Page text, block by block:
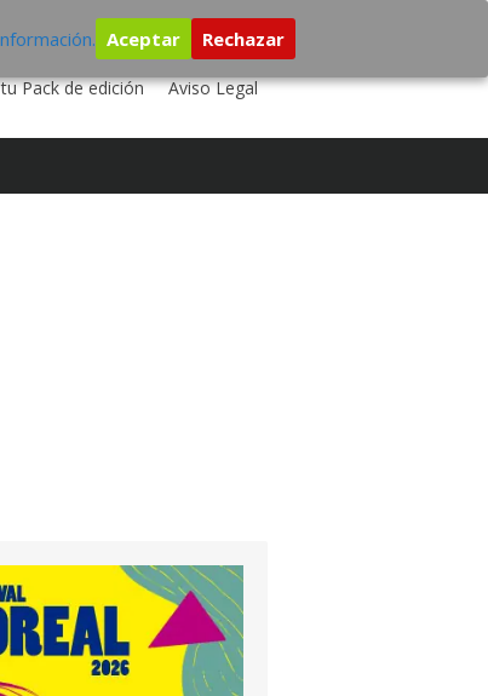
ESTUDIO DE GRABACIÓN
Pack de edición
Aviso Legal
Aceptar Rechazar